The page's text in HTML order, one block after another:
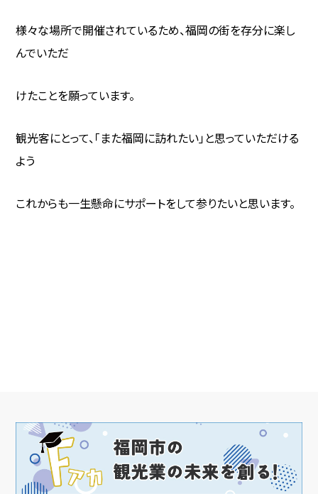
様々な場所で開催されているため、福岡の街を存分に楽し
んでいただ
けたことを願っています。
観光客にとって、「また福岡に訪れたい」と思っていただける
よう
これからも一生懸命にサポートをして参りたいと思います。